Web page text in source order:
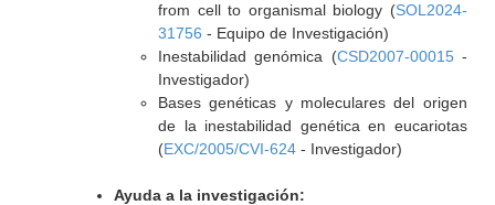
from cell to organismal biology (SOL2024-
31756 - Equipo de Investigación)
Inestabilidad genómica (CSD2007-00015-
Investigador)
Bases genéticas y moleculares del origen
de la inestabilidad genética en eucariotas
(EXC/2005/CVI-624- Investigador)
Ayuda a la investigación: